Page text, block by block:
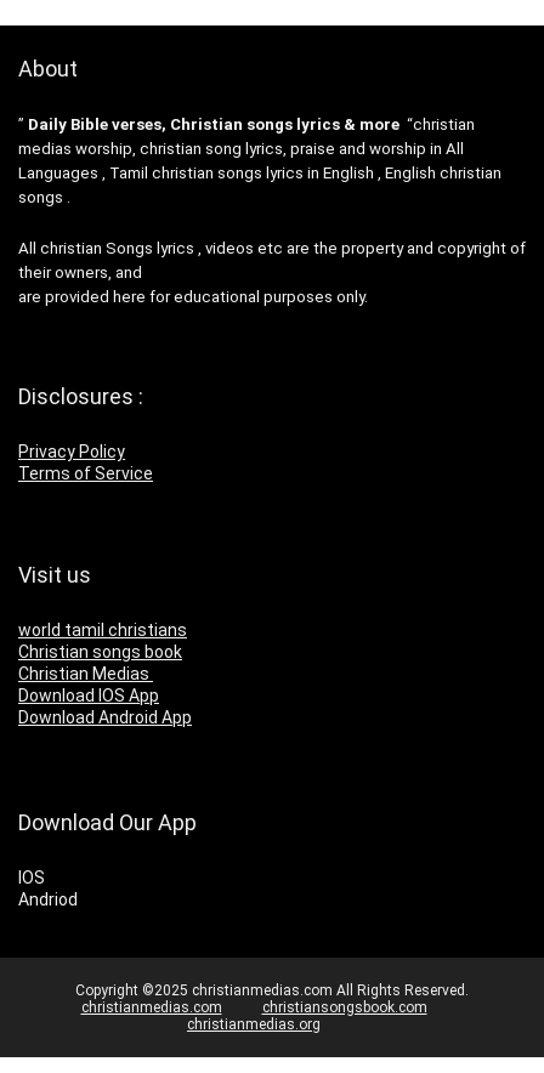
About
” Daily Bible verses, Christian songs lyrics & more “christian
medias worship, christian song lyrics, praise and worship in All
Languages , Tamil christian songs lyrics in English , English christian
songs .
All christian Songs lyrics , videos etc are the property and copyright of
their owners, and
are provided here for educational purposes only.
Disclosures :
Privacy Policy
Terms of Service
Visit us
world tamil christians
Christian songs book
Christian Medias
Download IOS App
Download Android App
Download Our App
IOS
Andriod
Copyright ©2025 christianmedias.com All Rights Reserved.
christianmedias.com
christiansongsbook.com
christianmedias.org